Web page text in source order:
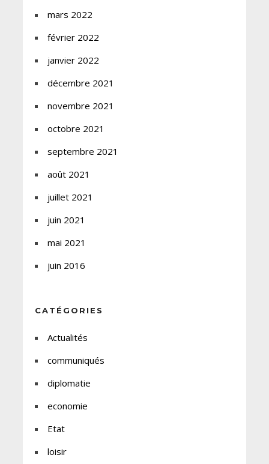
mars 2022
février 2022
janvier 2022
décembre 2021
novembre 2021
octobre 2021
septembre 2021
août 2021
juillet 2021
juin 2021
mai 2021
juin 2016
CATÉGORIES
Actualités
communiqués
diplomatie
economie
Etat
loisir